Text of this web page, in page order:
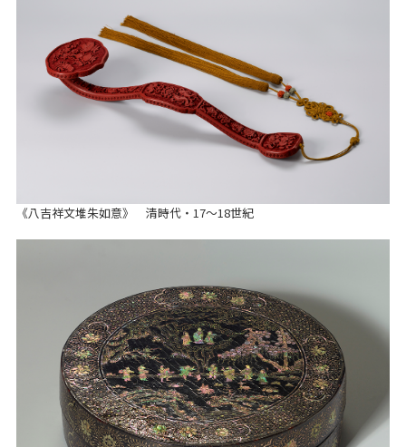
《八吉祥文堆朱如意》 清時代・17～18世紀